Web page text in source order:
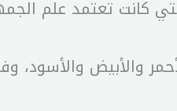
كانت تعتمد علم
للأسفل بالأحمر والأبيض